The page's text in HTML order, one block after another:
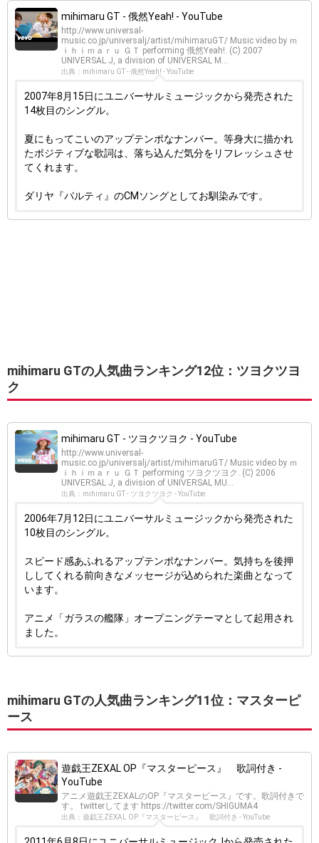
mihimaru GT - 俄然Yeah! - YouTube
http://www.universal-
music.co.jp/universalj/artist/mihimaruGT/ Music video by ｍ
ｉｈｉｍａｒｕ ＧＴ performing 俄然Yeah!. (C) 2007
UNIVERSAL J, a division of UNIVERSAL M...
出典：mihimaru GT - 俄然Yeah! - YouTube
2007年8月15日にユニバーサルミュージックから発売された
14枚目のシングル。
夏にもってこいのアップテンポなナンバー。等身大に描かれ
たポジティブな歌詞は、落ち込んだ気分をリフレッシュさせ
てくれます。
ダリヤ『パルティ』のCMソングとしてお馴染みです。
mihimaru GTの人気曲ランキング12位：ツヨクツヨ
ク
mihimaru GT - ツヨクツヨク - YouTube
http://www.universal-
music.co.jp/universalj/artist/mihimaruGT/ Music video by ｍ
ｉｈｉｍａｒｕ ＧＴ performing ツヨクツヨク. (C) 2006
UNIVERSAL J, a division of UNIVERSAL MU...
出典：mihimaru GT - ツヨクツヨク - YouTube
2006年7月12日にユニバーサルミュージックから発売された
10枚目のシングル。
スピード感あふれるアップテンポなナンバー。気持ちを後押
ししてくれる前向きなメッセージが込められた楽曲となって
います。
アニメ「ガラスの艦隊」オープニングテーマとして起用され
ました。
mihimaru GTの人気曲ランキング11位：マスターピ
ース
遊戯王ZEXAL OP『マスターピース』 歌詞付き -
YouTube
アニメ遊戯王ZEXALのOP『マスターピース』です。歌詞付きで
す。 twitterしてます https://twitter.com/SHIGUMA4
出典：遊戯王ZEXAL OP『マスターピース』 歌詞付き - YouTube